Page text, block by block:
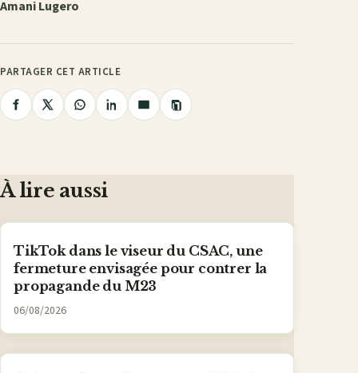
Amani Lugero
PARTAGER CET ARTICLE
PartagerPartagerPartagerPartagerPartager
Copier
le
À lire aussi
TikTok dans le viseur du CSAC, une
fermeture envisagée pour contrer la
propagande du M23
06/08/2026